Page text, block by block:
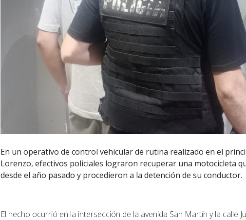
En un operativo de control vehicular de rutina realizado en el
Lorenzo, efectivos policiales lograron recuperar una motocicleta
desde el año pasado y procedieron a la detención de su conductor.
El hecho ocurrió en la intersección de la avenida San Martín y la calle